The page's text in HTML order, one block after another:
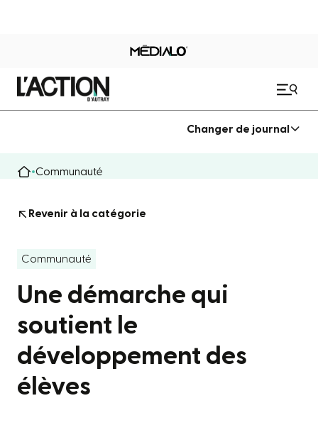
Changer de journal
Communauté
Revenir à la catégorie
Communauté
Une démarche qui
soutient le
développement des
élèves